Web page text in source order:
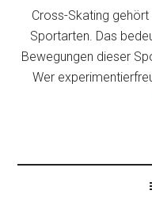
Cross-Skating
Sportarten. Das
Bewegungen dieser
Wer